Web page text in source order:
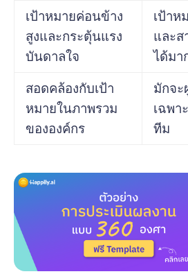
เป้าหมายค่อนข้าง
สูงและกระตุ้นแรง
บันดาลใจ
เป้าห
และส
ได้มา
สอดคล้องกับเป้า
หมายในภาพรวม
ขององค์กร
มักจะ
เฉพา
ทีม